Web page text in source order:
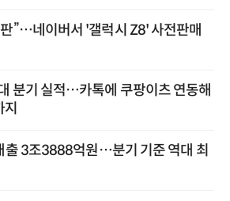
”…네이버서 '갤럭시 Z8' 사전판매
분기 실적…카톡에 쿠팡이츠 연동해
출 3조3888억원…분기 기준 역대 최